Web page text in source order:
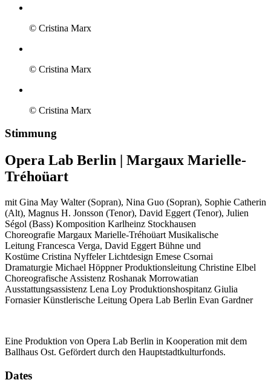
© Cristina Marx
© Cristina Marx
© Cristina Marx
Stimmung
Opera Lab Berlin | Margaux Marielle-
Tréhoüart
mit Gina May Walter (Sopran), Nina Guo (Sopran), Sophie Catherin
(Alt), Magnus H. Jonsson (Tenor), David Eggert (Tenor), Julien
Ségol (Bass) Komposition Karlheinz Stockhausen
Choreografie Margaux Marielle-Tréhoüart Musikalische
Leitung Francesca Verga, David Eggert Bühne und
Kostüme Cristina NyffelerLichtdesign Emese Csornai
Dramaturgie Michael HöppnerProduktionsleitung Christine Elbel
Choreografische Assistenz Roshanak Morrowatian
Ausstattungsassistenz Lena Loy Produktionshospitanz Giulia
FornasierKünstlerische Leitung Opera Lab Berlin Evan Gardner
Eine Produktion von Opera Lab Berlin in Kooperation mit dem
Ballhaus Ost. Gefördert durch den Hauptstadtkulturfonds.
Dates